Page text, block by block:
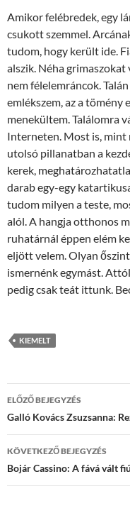
Amikor felébredek, egy
csukott szemmel.
tudom, hogy került ide.
alszik. Néha grimaszokat
nem félelemráncok.
emlékszem, az a tömény
menekültem. Találomra
Interneten. Most is, mint
utolsó pillanatban a
kerek,
darab egy-egy
tudom milyen a teste,
alól. A hangja otthonos
ruhatárnál éppen elém
eljött velem. Olyan
ismernénk egymást.
pedig csak teát ittunk.
KIEMELT
Bejegyzések
navigációja
ELŐZŐ BEJEGYZÉS
Galló Kovács Zsuzsanna:
KÖVETKEZŐ BEJEGYZÉS
Bojár Cassino: A fává vált